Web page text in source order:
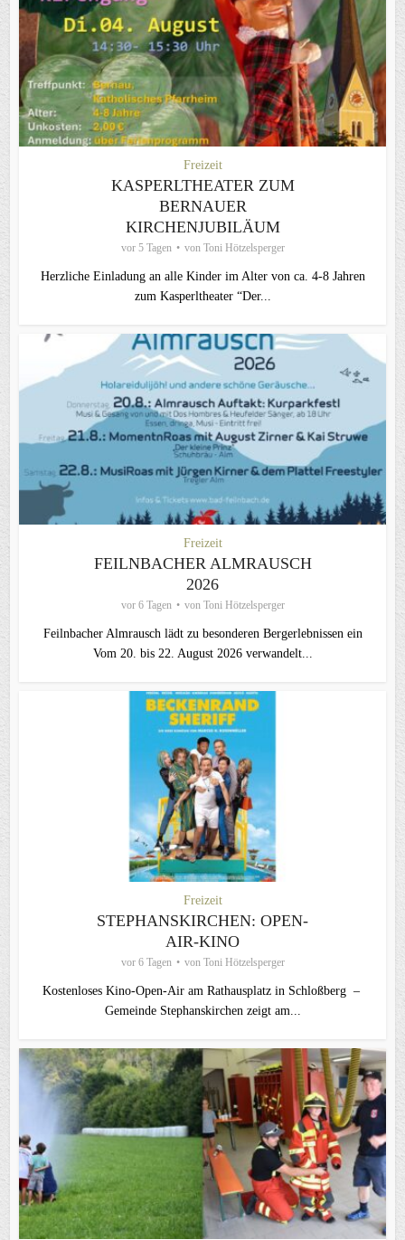
Freizeit
KASPERLTHEATER ZUM
BERNAUER
KIRCHENJUBILÄUM
vor 5 Tagen von Toni Hötzelsperger
Herzliche Einladung an alle Kinder im Alter von ca. 4-8 Jahren
zum Kasperltheater “Der...
Freizeit
FEILNBACHER ALMRAUSCH
2026
vor 6 Tagen von Toni Hötzelsperger
Feilnbacher Almrausch lädt zu besonderen Bergerlebnissen ein
Vom 20. bis 22. August 2026 verwandelt...
Freizeit
STEPHANSKIRCHEN: OPEN-
AIR-KINO
vor 6 Tagen von Toni Hötzelsperger
Kostenloses Kino-Open-Air am Rathausplatz in Schloßberg –
Gemeinde Stephanskirchen zeigt am...